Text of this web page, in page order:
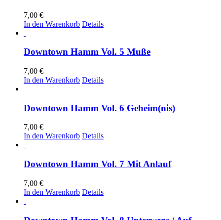
7,00 €
In den Warenkorb Details
Downtown Hamm Vol. 5 Muße
7,00 €
In den Warenkorb Details
Downtown Hamm Vol. 6 Geheim(nis)
7,00 €
In den Warenkorb Details
Downtown Hamm Vol. 7 Mit Anlauf
7,00 €
In den Warenkorb Details